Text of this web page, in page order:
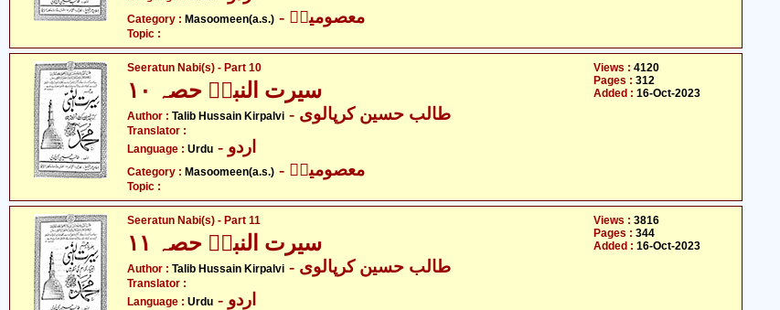
Category : Masoomeen(a.s.) - معصومینؑ
Topic :
Seeratun Nabi(s) - Part 10
سیرت النبیؐ حصہ ۱۰
Author : Talib Hussain Kirpalvi - طالب حسین کرپالوی
Translator :
Language : Urdu - اردو
Category : Masoomeen(a.s.) - معصومینؑ
Topic :
Views : 4120
Pages : 312
Added : 16-Oct-2023
Seeratun Nabi(s) - Part 11
سیرت النبیؐ حصہ ۱۱
Author : Talib Hussain Kirpalvi - طالب حسین کرپالوی
Translator :
Language : Urdu - اردو
Views : 3816
Pages : 344
Added : 16-Oct-2023